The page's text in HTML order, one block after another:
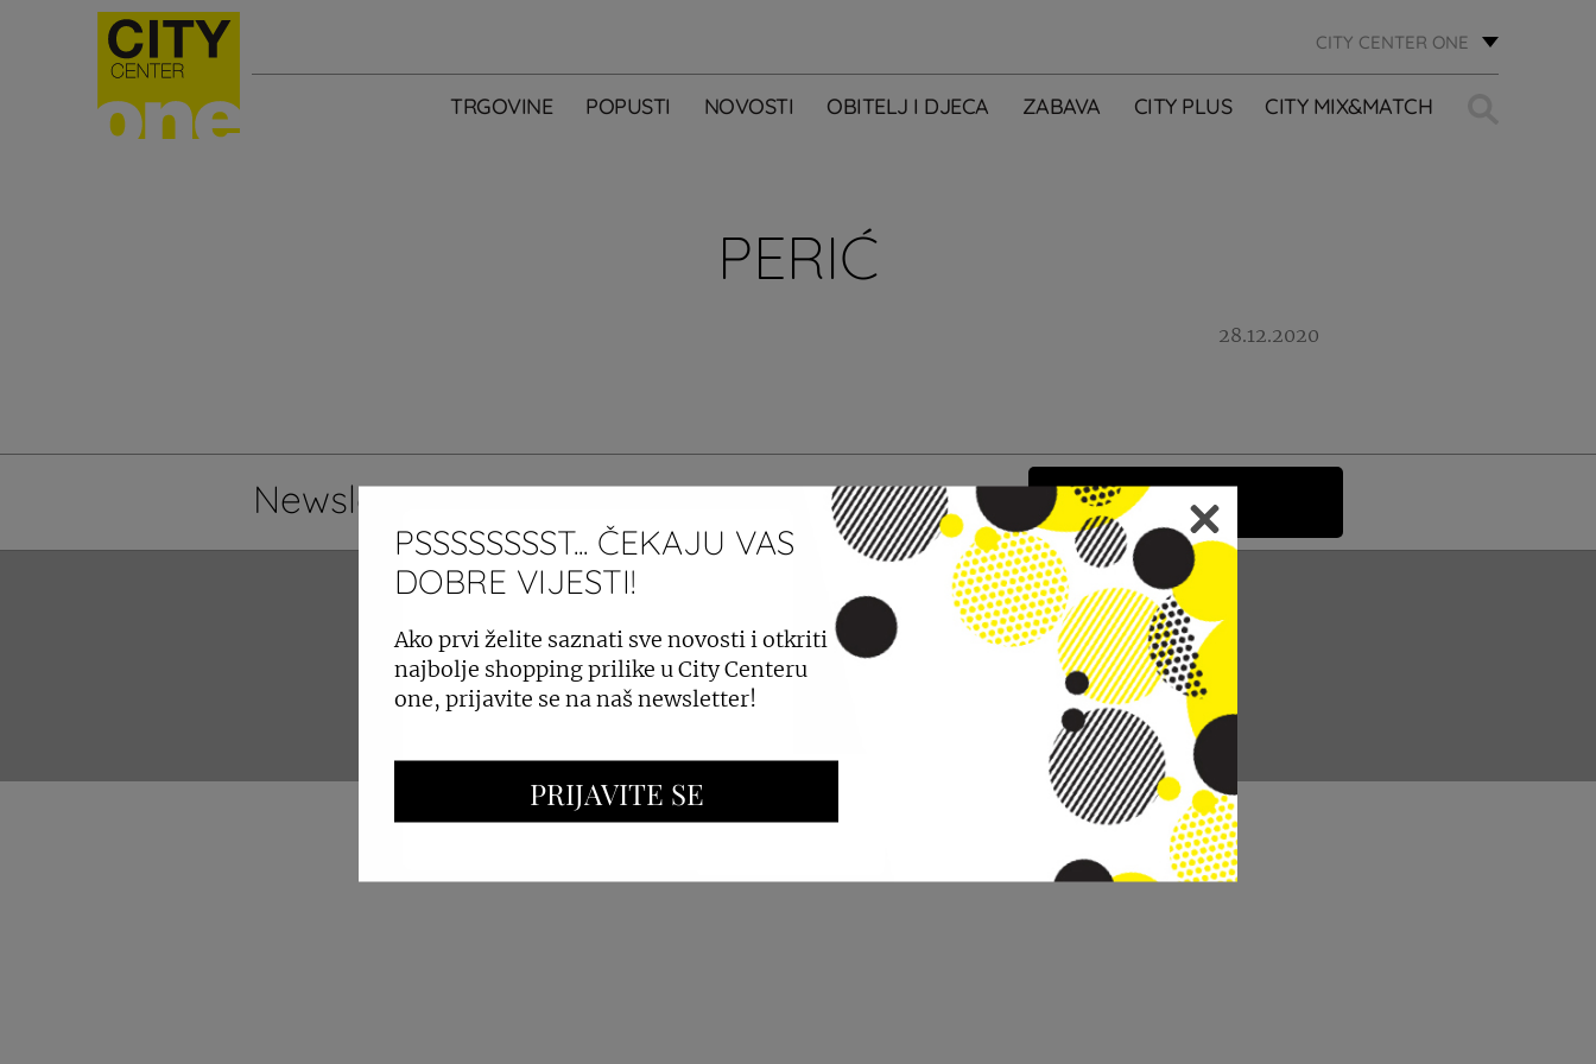
CITY CENTER ONE
TRGOVINE POPUSTI NOVOSTI OBITELJ I DJECA ZABAVA CITY PLUS CITY MIX&MATCH
PERIĆ
28.12.2020
Newsletter Želim primati newsletter City Centera one. PRIJAVI SE
OGLAŠAVANJE I PROMOCIJE CC REAL
PSSSSSSSST... ČEKAJU VAS
DOBRE VIJESTI!
Ako prvi želite saznati sve novosti i otkriti
najbolje shopping prilike u City Centeru
one, prijavite se na naš newsletter!
PRIJAVITE SE